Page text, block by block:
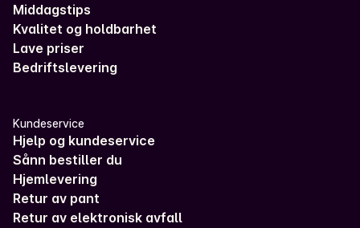
Middagstips
Kvalitet og holdbarhet
Lave priser
Bedriftslevering
Kundeservice
Hjelp og kundeservice
Sånn bestiller du
Hjemlevering
Retur av pant
Retur av elektronisk avfall